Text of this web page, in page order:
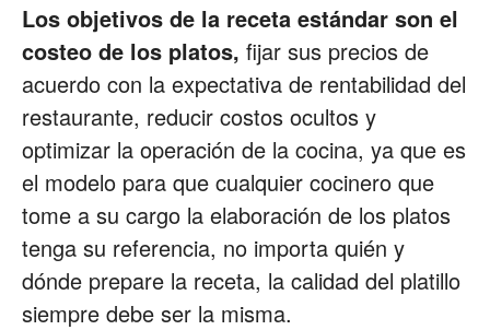
Los objetivos de la receta estándar son el
costeo de los platos, fijar sus precios de
acuerdo con la expectativa de rentabilidad del
restaurante, reducir costos ocultos y
optimizar la operación de la cocina, ya que es
el modelo para que cualquier cocinero que
tome a su cargo la elaboración de los platos
tenga su referencia, no importa quién y
dónde prepare la receta, la calidad del platillo
siempre debe ser la misma.